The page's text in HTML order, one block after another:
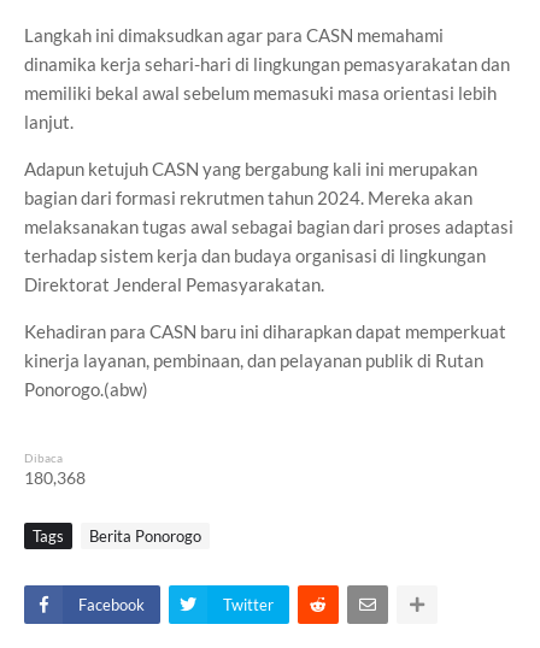
Langkah ini dimaksudkan agar para CASN memahami
dinamika kerja sehari-hari di lingkungan pemasyarakatan dan
memiliki bekal awal sebelum memasuki masa orientasi lebih
lanjut.
Adapun ketujuh CASN yang bergabung kali ini merupakan
bagian dari formasi rekrutmen tahun 2024. Mereka akan
melaksanakan tugas awal sebagai bagian dari proses adaptasi
terhadap sistem kerja dan budaya organisasi di lingkungan
Direktorat Jenderal Pemasyarakatan.
Kehadiran para CASN baru ini diharapkan dapat memperkuat
kinerja layanan, pembinaan, dan pelayanan publik di Rutan
Ponorogo.(abw)
Dibaca
180,368
Tags Berita Ponorogo
Facebook Twitter